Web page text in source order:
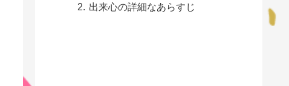
出来心の詳細なあらすじ